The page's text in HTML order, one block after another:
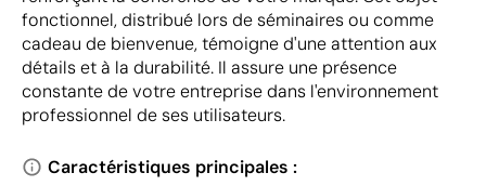
fonctionnel, distribué lors de séminaires ou comme
cadeau de bienvenue, témoigne d'une attention aux
détails et à la durabilité. Il assure une présence
constante de votre entreprise dans l'environnement
professionnel de ses utilisateurs.
Caractéristiques principales :